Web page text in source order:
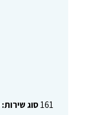
161סוג שירות: